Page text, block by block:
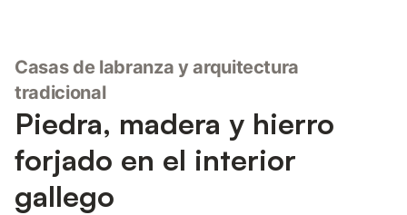
Casas de labranza y arquitectura
tradicional
Piedra, madera y hierro
forjado en el interior
gallego